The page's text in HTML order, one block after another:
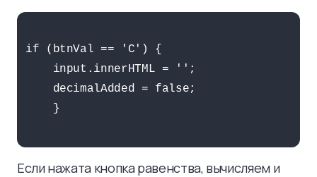
if (btnVal == 'C') {
    input.innerHTML = '';
    decimalAdded = false;
    }
Если нажата кнопка равенства, вычисляем и